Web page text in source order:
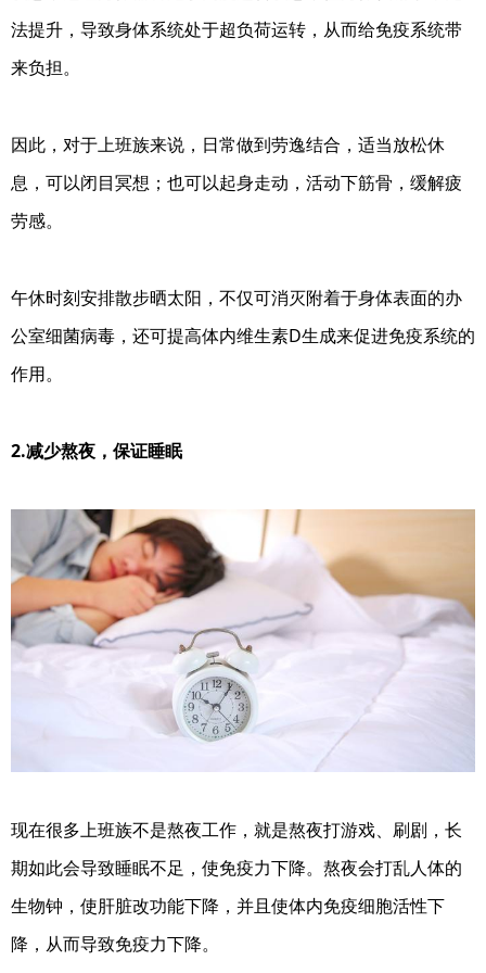
法提升，导致身体系统处于超负荷运转，从而给免疫系统带
来负担。
因此，对于上班族来说，日常做到劳逸结合，适当放松休
息，可以闭目冥想；也可以起身走动，活动下筋骨，缓解疲
劳感。
午休时刻安排散步晒太阳，不仅可消灭附着于身体表面的办
公室细菌病毒，还可提高体内维生素D生成来促进免疫系统的
作用。
2.减少熬夜，保证睡眠
现在很多上班族不是熬夜工作，就是熬夜打游戏、刷剧，长
期如此会导致睡眠不足，使免疫力下降。熬夜会打乱人体的
生物钟，使肝脏改功能下降，并且使体内免疫细胞活性下
降，从而导致免疫力下降。